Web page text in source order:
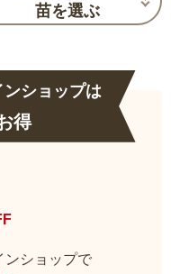
苗を選ぶ
ショップは
得
ンショップで